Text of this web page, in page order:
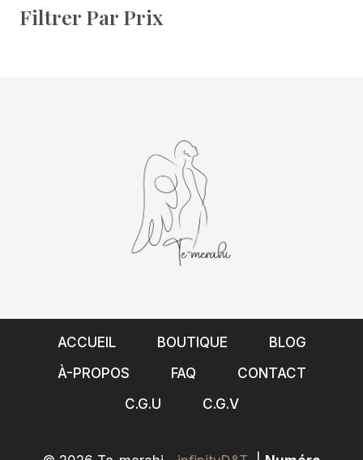
Filtrer Par Prix
ACCUEIL BOUTIQUE
BLOG
À-PROPOS
FAQ
CONTACT
C.G.U
C.G.V